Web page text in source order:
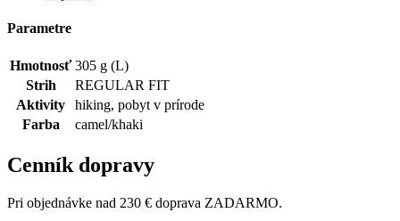
Parametre
Hmotnosť 305 g (L)
Strih
REGULAR FIT
Aktivity
hiking, pobyt v prírode
Farba
camel/khaki
Cenník dopravy
Pri objednávke nad 230 € doprava ZADARMO.